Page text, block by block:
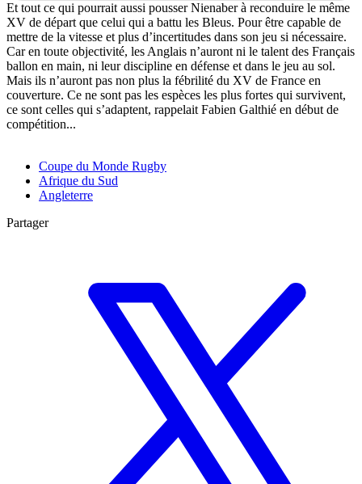
Et tout ce qui pourrait aussi pousser Nienaber à reconduire le même
XV de départ que celui qui a battu les Bleus. Pour être capable de
mettre de la vitesse et plus d’incertitudes dans son jeu si nécessaire.
Car en toute objectivité, les Anglais n’auront ni le talent des Français
ballon en main, ni leur discipline en défense et dans le jeu au sol.
Mais ils n’auront pas non plus la fébrilité du XV de France en
couverture. Ce ne sont pas les espèces les plus fortes qui survivent,
ce sont celles qui s’adaptent, rappelait Fabien Galthié en début de
compétition...
Coupe du Monde Rugby
Afrique du Sud
Angleterre
Partager